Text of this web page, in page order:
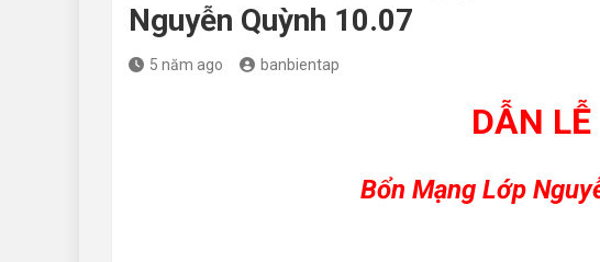
Nguyễn Quỳnh 10.07
5 năm ago banbientap
DẪN LỄ
Bổn Mạng Lớp